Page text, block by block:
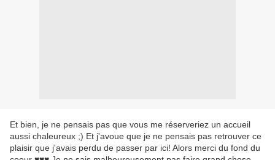
Et bien, je ne pensais pas que vous me réserveriez un accueil
aussi chaleureux ;) Et j'avoue que je ne pensais pas retrouver ce
plaisir que j'avais perdu de passer par ici! Alors merci du fond du